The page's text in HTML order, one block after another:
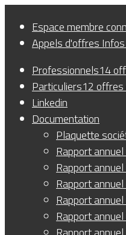
Espace membre
Appels d'offres
Professionnels14
Particuliers12 offres
Linkedin
Documentation
Plaquette
Rapport
Rapport
Rapport
Rapport
Rapport
Panneau de gestion des